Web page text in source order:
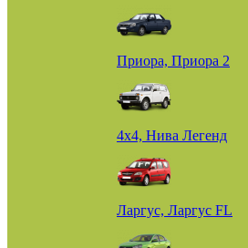
Приора, Приора 2
4х4, Нива Легенд
Ларгус, Ларгус FL